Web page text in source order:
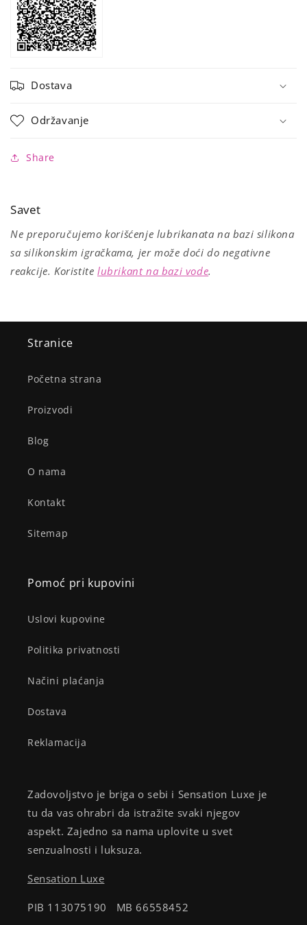
Dostava
Održavanje
Share
Savet
Ne preporučujemo korišćenje lubrikanata na bazi silikona
sa silikonskim igračkama, jer može doći do negativne
reakcije. Koristite lubrikant na bazi vode.
Stranice
Početna strana
Proizvodi
Blog
O nama
Kontakt
Sitemap
Pomoć pri kupovini
Uslovi kupovine
Politika privatnosti
Načini plaćanja
Dostava
Reklamacija
Zadovoljstvo je briga o sebi i Sensation Luxe je
tu da vas ohrabri da istražite svaki njegov
aspekt. Zajedno sa nama uplovite u svet
senzualnosti i luksuza.
Sensation Luxe
PIB 113075190 MB 66558452